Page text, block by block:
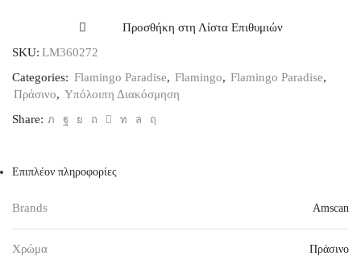
ποσότητα
Προσθήκη στη Λίστα Επιθυμιών
SKU: LM360272
Categories: Flamingo Paradise, Flamingo, Flamingo Paradise,
Πράσινο, Υπόλοιπη Διακόσμηση
Share:
Επιπλέον πληροφορίες
Brands Amscan
Χρώμα Πράσινο